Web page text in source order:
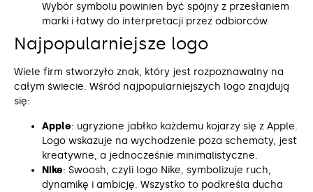
Wybór symbolu powinien być spójny z przesłaniem
marki i łatwy do interpretacji przez odbiorców.
Najpopularniejsze logo
Wiele firm stworzyło znak, który jest rozpoznawalny na
całym świecie. Wśród najpopularniejszych logo znajdują
się:
Apple: ugryzione jabłko każdemu kojarzy się z Apple.
Logo wskazuje na wychodzenie poza schematy, jest
kreatywne, a jednocześnie minimalistyczne.
Nike: Swoosh, czyli logo Nike, symbolizuje ruch,
dynamikę i ambicję. Wszystko to podkreśla ducha